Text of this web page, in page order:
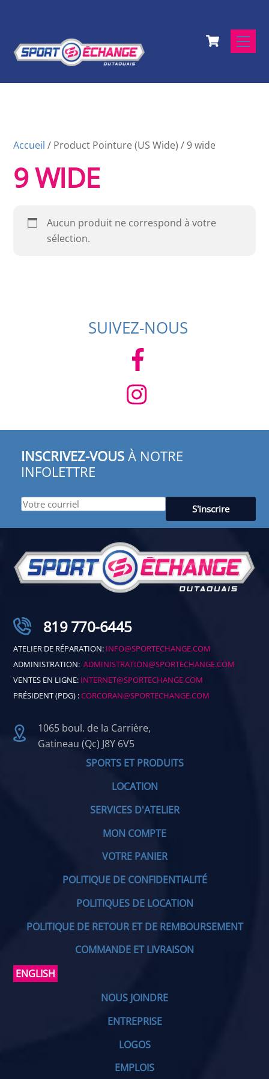
Cart
Accueil / Product Pointure (US Wide) / 9 wide
9 WIDE
Aucun produit ne correspond à votre
sélection.
SUIVEZ-NOUS
INSCRIVEZ-VOUS À NOTRE
INFOLETTRE
819 770-6445
ATELIER DE RÉPARATION: INFO@SPORTECHANGE.COM
ADMINISTRATION:ADMINISTRATION@SPORTECHANGE.COM
VENTES EN LIGNE: INTERNET@SPORTECHANGE.COM
PRÉSIDENT (PDG) :CORCORAN@SPORTECHANGE.COM
1065 boul. de la Carrière,
Gatineau (Qc) J8Y 6V5
SPORTS ET PRODUITS
LOCATION
SERVICES D'ATELIER
MON COMPTE
VOTRE PANIER
POLITIQUE DE CONFIDENTIALITÉ
POLITIQUES DE LOCATION
POLITIQUE DE RETOUR ET DE REMBOURSEMENT
COMMANDE ET LIVRAISON
ENGLISH
NOUS JOINDRE
ENTREPRISE
LOGOS
EMPLOIS